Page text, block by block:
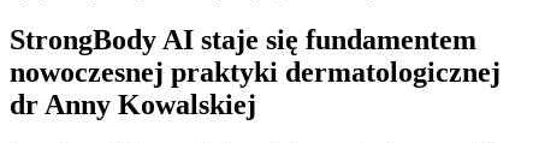
StrongBody AI staje się fundamentem
nowoczesnej praktyki dermatologicznej
dr Anny Kowalskiej